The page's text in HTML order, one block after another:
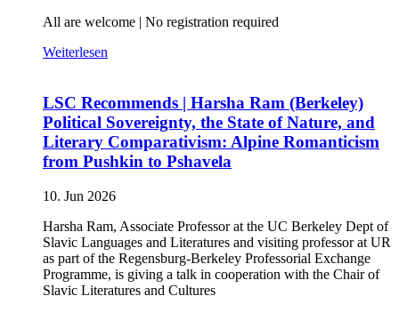
All are welcome | No registration required
Weiterlesen
LSC Recommends | Harsha Ram (Berkeley)
Political Sovereignty, the State of Nature, and
Literary Comparativism: Alpine Romanticism
from Pushkin to Pshavela
10. Jun 2026
Harsha Ram, Associate Professor at the UC Berkeley Dept of
Slavic Languages and Literatures and visiting professor at UR
as part of the Regensburg-Berkeley Professorial Exchange
Programme, is giving a talk in cooperation with the Chair of
Slavic Literatures and Cultures